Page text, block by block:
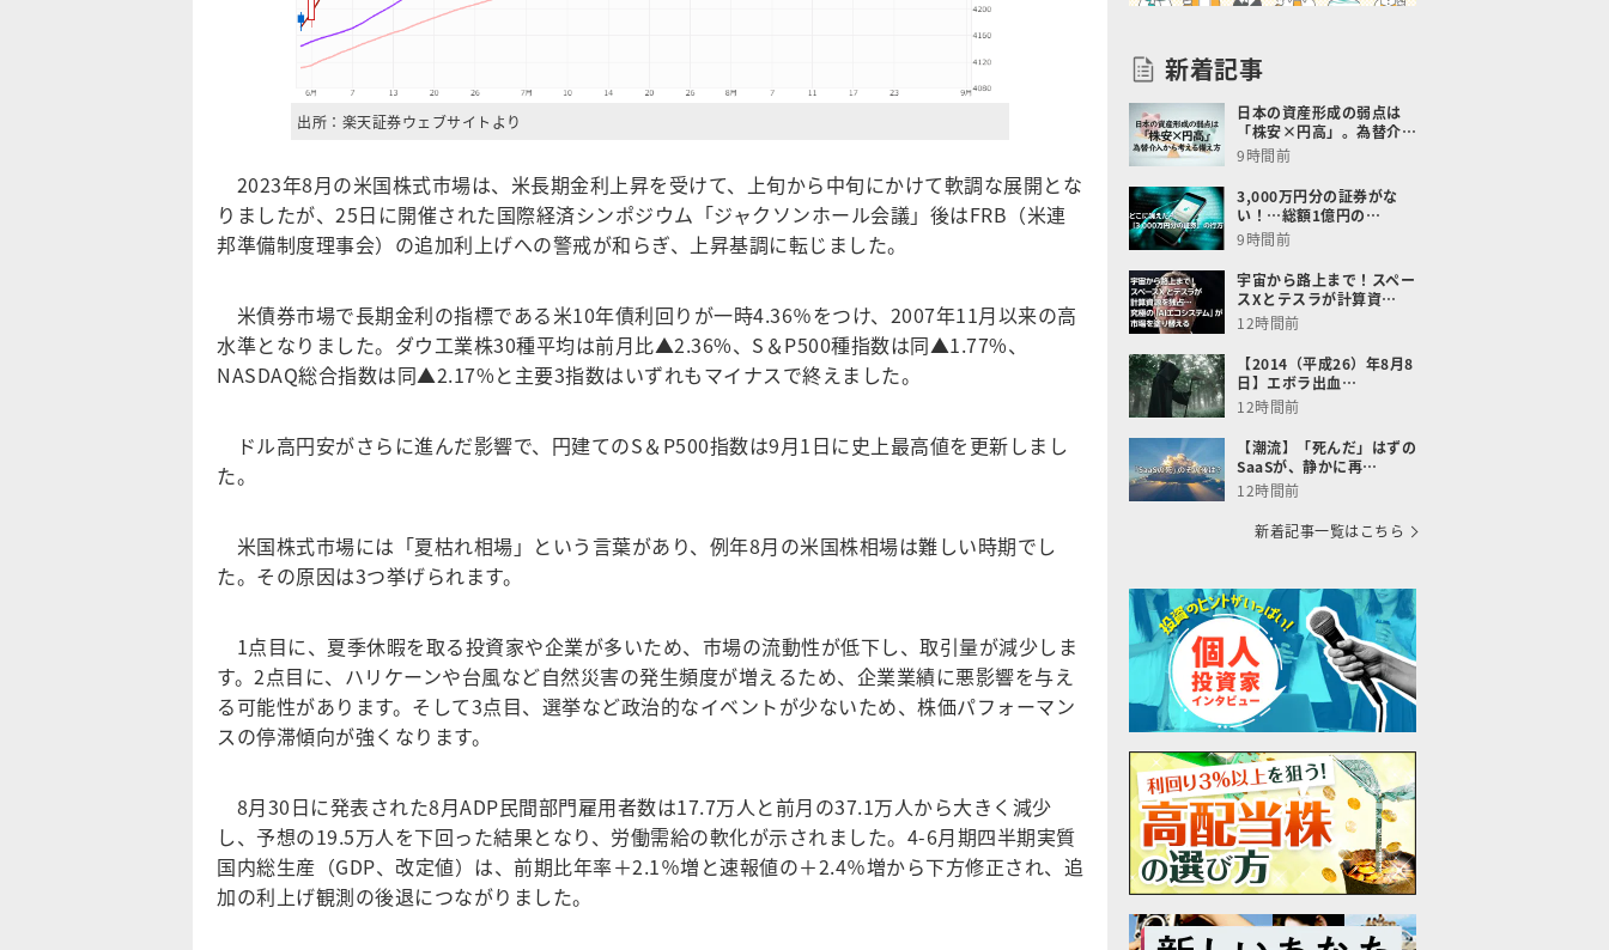
出所：楽天証券ウェブサイトより
2023年8月の米国株式市場は、米長期金利上昇を受けて、上旬から中旬にかけて軟調な展開とな
りましたが、25日に開催された国際経済シンポジウム「ジャクソンホール会議」後はFRB（米連
邦準備制度理事会）の追加利上げへの警戒が和らぎ、上昇基調に転じました。
米債券市場で長期金利の指標である米10年債利回りが一時4.36％をつけ、2007年11月以来の高
水準となりました。ダウ工業株30種平均は前月比▲2.36%、S＆P500種指数は同▲1.77%、
NASDAQ総合指数は同▲2.17%と主要3指数はいずれもマイナスで終えました。
ドル高円安がさらに進んだ影響で、円建てのS＆P500指数は9月1日に史上最高値を更新しまし
た。
米国株式市場には「夏枯れ相場」という言葉があり、例年8月の米国株相場は難しい時期でし
た。その原因は3つ挙げられます。
1点目に、夏季休暇を取る投資家や企業が多いため、市場の流動性が低下し、取引量が減少しま
す。2点目に、ハリケーンや台風など自然災害の発生頻度が増えるため、企業業績に悪影響を与え
る可能性があります。そして3点目、選挙など政治的なイベントが少ないため、株価パフォーマン
スの停滞傾向が強くなります。
8月30日に発表された8月ADP民間部門雇用者数は17.7万人と前月の37.1万人から大きく減少
し、予想の19.5万人を下回った結果となり、労働需給の軟化が示されました。4-6月期四半期実質
国内総生産（GDP、改定値）は、前期比年率＋2.1％増と速報値の＋2.4％増から下方修正され、追
加の利上げ観測の後退につながりました。
新着記事
日本の資産形成の弱点は
「株安×円高」。為替介…
9時間前
3,000万円分の証券がな
い！…総額1億円の…
9時間前
宇宙から路上まで！スペー
スXとテスラが計算資…
12時間前
【2014（平成26）年8月8
日】エボラ出血…
12時間前
【潮流】「死んだ」はずの
SaaSが、静かに再…
12時間前
新着記事一覧はこちら